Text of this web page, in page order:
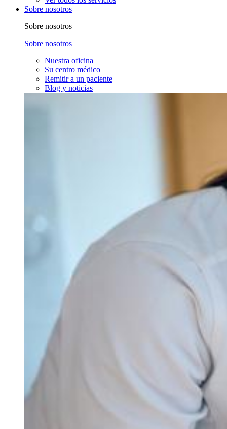
Sobre nosotros
Sobre nosotros
Sobre nosotros
Nuestra oficina
Su centro médico
Remitir a un paciente
Blog y noticias